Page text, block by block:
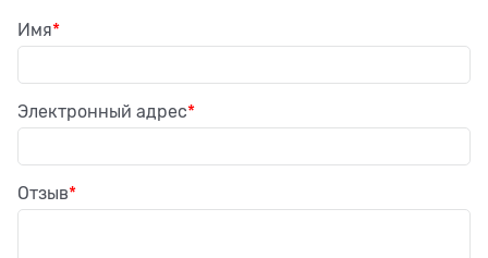
Имя
Электронный адрес
Отзыв